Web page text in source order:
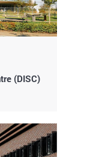
(DISC)